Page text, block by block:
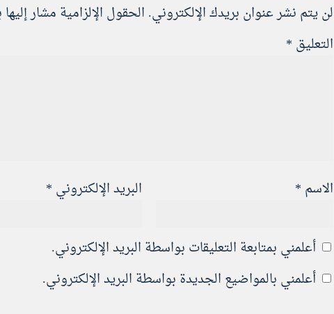
لن يتم نشر عنوان بريدك الإلكتروني. الحقول الإلزامية مشار إليها
التعليق *
الاسم * البريد الإلكتروني *
أعلمني بمتابعة التعليقات بواسطة البريد الإلكتروني.
أعلمني بالمواضيع الجديدة بواسطة البريد الإلكتروني.